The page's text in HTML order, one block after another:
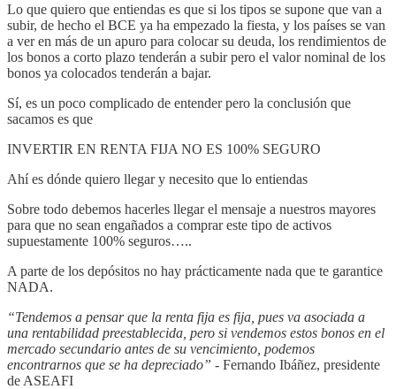
Lo que quiero que entiendas es que si los tipos se supone que van a
subir, de hecho el BCE ya ha empezado la fiesta, y los países se van
a ver en más de un apuro para colocar su deuda, los rendimientos de
los bonos a corto plazo tenderán a subir pero el valor nominal de los
bonos ya colocados tenderán a bajar.
Sí, es un poco complicado de entender pero la conclusión que
sacamos es que
INVERTIR EN RENTA FIJA NO ES 100% SEGURO
Ahí es dónde quiero llegar y necesito que lo entiendas
Sobre todo debemos hacerles llegar el mensaje a nuestros mayores
para que no sean engañados a comprar este tipo de activos
supuestamente 100% seguros…..
A parte de los depósitos no hay prácticamente nada que te garantice
NADA.
“Tendemos a pensar que la renta fija es fija, pues va asociada a
una rentabilidad preestablecida, pero si vendemos estos bonos en el
mercado secundario antes de su vencimiento, podemos
encontrarnos que se ha depreciado” - Fernando Ibáñez, presidente
de ASEAFI